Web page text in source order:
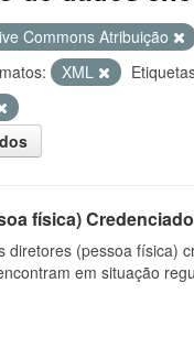
Commons Atribuição
XML
física)
diretores (pessoa física)
em situação